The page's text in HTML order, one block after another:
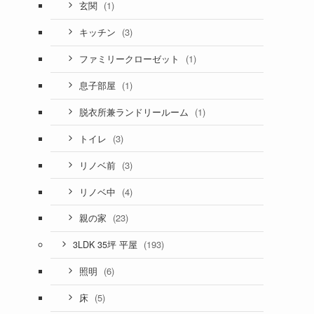
玄関 (1)
キッチン (3)
ファミリークローゼット (1)
息子部屋 (1)
脱衣所兼ランドリールーム (1)
トイレ (3)
リノベ前 (3)
リノベ中 (4)
親の家 (23)
3LDK 35坪 平屋 (193)
照明 (6)
床 (5)